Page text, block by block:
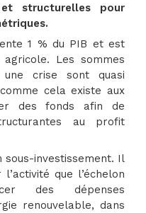
et structurelles pour
1 % du PIB et est
Les sommes
une crise sont quasi
cela existe aux
des fonds afin de
au profit
sous-investissement. Il
que l’échelon
des dépenses
renouvelable, dans